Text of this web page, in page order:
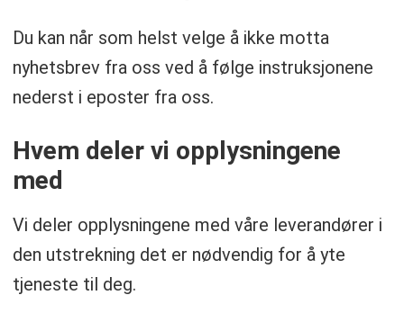
Du kan når som helst velge å ikke motta
nyhetsbrev fra oss ved å følge instruksjonene
nederst i eposter fra oss.
Hvem deler vi opplysningene
med
Vi deler opplysningene med våre leverandører i
den utstrekning det er nødvendig for å yte
tjeneste til deg.